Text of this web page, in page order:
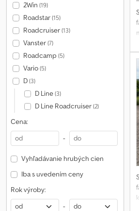
2Win (19)
Roadstar(15)
Roadcruiser(13)
Vanster(7)
Roadcamp (5)
Vario(5)
D(3)
D Line(3)
D Line Roadcruiser(2)
Cena:
-
Vyhľadávanie hrubých cien
Iba s uvedením ceny
Rok výroby:
-